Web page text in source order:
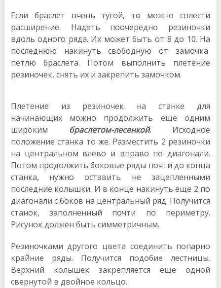
Если браслет очень тугой, то можно сплести
расширение. Надеть поочередно резиночки
вдоль одного ряда. Их может быть от 8 до 10. На
последнюю накинуть свободную от замочка
петлю браслета. Потом выполнить плетение
резиночек, снять их и закрепить замочком.
Плетение из резиночек на станке для
начинающих можно продолжить еще одним
широким браслетом-лесенкой. Исходное
положение станка то же. Разместить 2 резиночки
на центральном влево и вправо по диагонали.
Потом продолжить боковые ряды почти до конца
станка, нужно оставить не зацепленными
последние колышки. И в конце накинуть еще 2 по
диагонали с боков на центральный ряд. Получится
станок, заполненный почти по периметру.
Рисунок должен быть симметричным.
Резиночками другого цвета соединить попарно
крайние ряды. Получится подобие лестницы.
Верхний колышек закрепляется еще одной
свернутой в двойное кольцо.